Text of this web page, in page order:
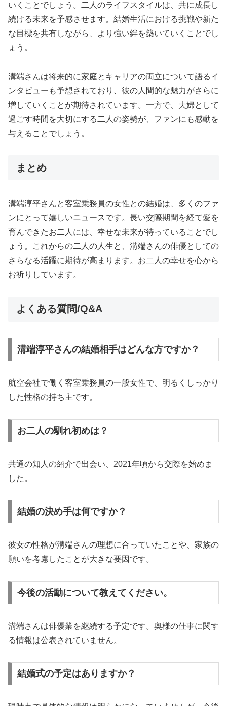
いくことでしょう。二人のライフスタイルは、共に成長し
続ける未来を予感させます。結婚生活における挑戦や新た
な目標を共有しながら、より強い絆を築いていくことでし
ょう。
溝端さんは将来的に家庭とキャリアの両立について語るイ
ンタビューも予想されており、彼の人間的な魅力がさらに
増していくことが期待されています。一方で、夫婦として
過ごす時間を大切にする二人の姿勢が、ファンにも感動を
与えることでしょう。
まとめ
溝端淳平さんと客室乗務員の女性との結婚は、多くのファ
ンにとって嬉しいニュースです。長い交際期間を経て愛を
育んできたお二人には、幸せな未来が待っていることでし
ょう。これからの二人の人生と、溝端さんの俳優としての
さらなる活躍に期待が高まります。お二人の幸せを心から
お祈りしています。
よくある質問/Q&A
溝端淳平さんの結婚相手はどんな方ですか？
航空会社で働く客室乗務員の一般女性で、明るくしっかり
した性格の持ち主です。
お二人の馴れ初めは？
共通の知人の紹介で出会い、2021年頃から交際を始めま
した。
結婚の決め手は何ですか？
彼女の性格が溝端さんの理想に合っていたことや、家族の
願いを考慮したことが大きな要因です。
今後の活動について教えてください。
溝端さんは俳優業を継続する予定です。奥様の仕事に関す
る情報は公表されていません。
結婚式の予定はありますか？